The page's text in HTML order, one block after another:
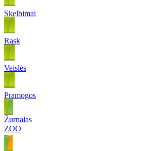
Skelbimai
Rask
Veislės
Pramogos
Žurnalas
ZOO